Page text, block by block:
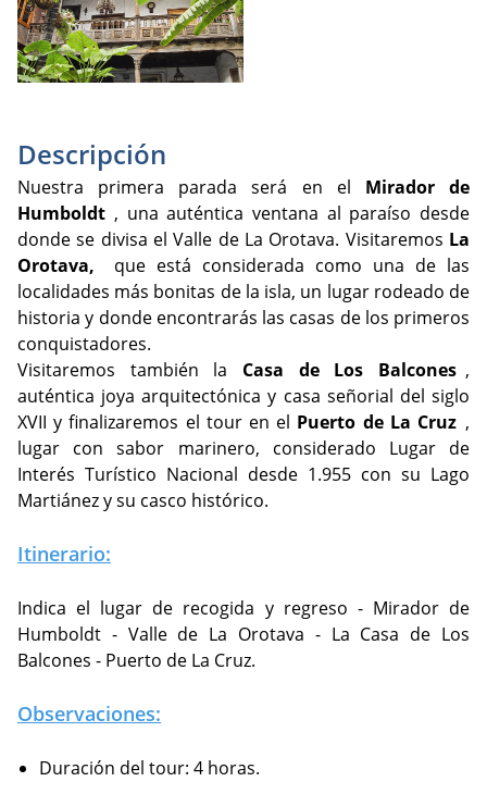
Descripción
Nuestra primera parada será en el Mirador de
Humboldt , una auténtica ventana al paraíso desde
donde se divisa el Valle de La Orotava. Visitaremos La
Orotava,
que está considerada como una de las
localidades más bonitas de la isla, un lugar rodeado de
historia y donde encontrarás las casas de los primeros
conquistadores.
Visitaremos también la Casa de Los Balcones ,
auténtica joya arquitectónica y casa señorial del siglo
XVII y finalizaremos el tour en el Puerto de La Cruz ,
lugar con sabor marinero, considerado Lugar de
Interés Turístico Nacional desde 1.955 con su Lago
Martiánez y su casco histórico.
Itinerario:
Indica el lugar de recogida y regreso - Mirador de
Humboldt - Valle de La Orotava - La Casa de Los
Balcones - Puerto de La Cruz.
Observaciones:
Duración del tour: 4 horas.